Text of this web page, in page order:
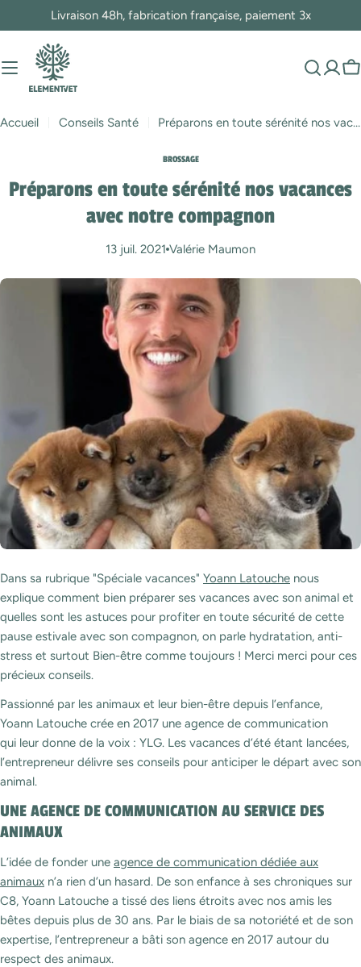
au
contenu
Livraison 48h, fabrication française, paiement 3x
Accueil Conseils Santé Préparons en toute sérénité nos vacances avec notre compagnon
BROSSAGE
Préparons en toute sérénité nos vacances
avec notre compagnon
13 juil. 2021 Valérie Maumon
Dans sa rubrique "Spéciale vacances" Yoann Latouche nous
explique comment bien préparer ses vacances avec son animal et
quelles sont les astuces pour profiter en toute sécurité de cette
pause estivale avec son compagnon, on parle hydratation, anti-
stress et surtout Bien-être comme toujours ! Merci merci pour ces
précieux conseils.
Passionné par les animaux et leur bien-être depuis l’enfance,
Yoann Latouche crée en 2017 une agence de communication
qui leur donne de la voix : YLG. Les vacances d’été étant lancées,
l’entrepreneur délivre ses conseils pour anticiper le départ avec son
animal.
UNE AGENCE DE COMMUNICATION AU SERVICE DES
ANIMAUX
L’idée de fonder une agence de communication dédiée aux
animaux n’a rien d’un hasard. De son enfance à ses chroniques sur
C8, Yoann Latouche a tissé des liens étroits avec nos amis les
bêtes depuis plus de 30 ans. Par le biais de sa notoriété et de son
expertise, l’entrepreneur a bâti son agence en 2017 autour du
respect des animaux.